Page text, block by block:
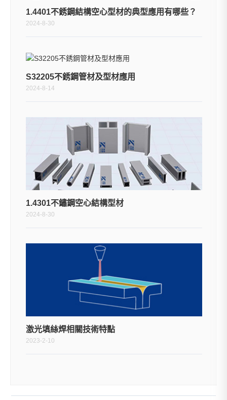
1.4401不銹鋼結構空心型材的典型應用有哪些？
2024-8-30
S32205不銹鋼管材及型材應用
2024-8-14
1.4301不鏽鋼空心結構型材
2024-8-30
激光填絲焊相關技術特點
2023-2-10